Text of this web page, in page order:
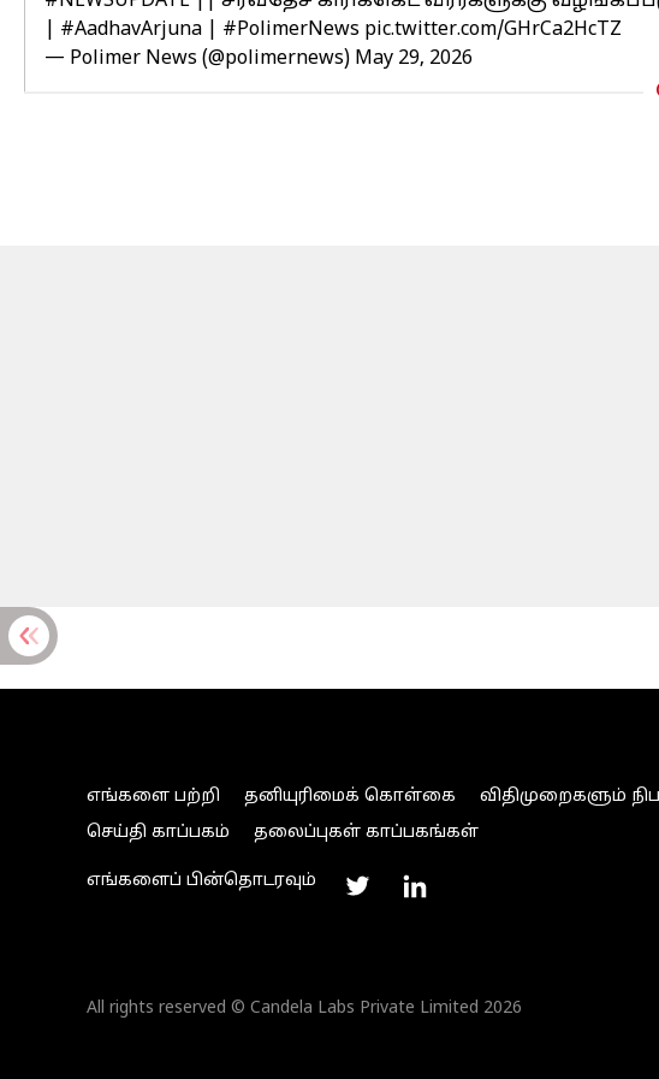
#AadhavArjuna #PolimerNews pic.twitter.com/GHrCa2HcTZ
— Polimer News (@polimernews) May 29, 2026
எங்களை பற்றி தனியுரிமைக் கொள்கை விதிமுறைகளும்
செய்தி காப்பகம்
தலைப்புகள் காப்பகங்கள்
எங்களைப் பின்தொடரவும்
All rights reserved © Candela Labs Private Limited 2026